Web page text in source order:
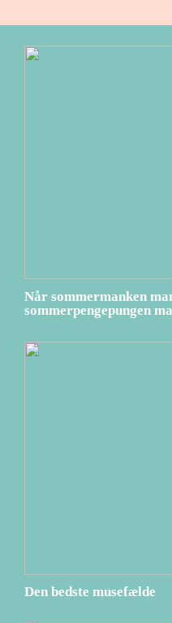
Når sommermanken
sommerpengepungen
Den bedste musefælde